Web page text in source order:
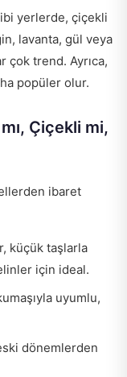
yerlerde, çiçekli
lavanta, gül veya
çok trend. Ayrıca,
popüler olur.
Çiçekli mi,
ibaret
küçük taşlarla
için ideal.
uyumlu,
dönemlerden